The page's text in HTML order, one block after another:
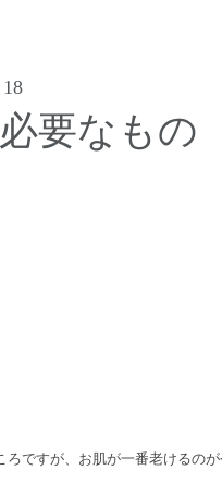
要なもの
ですが、お肌が一番老けるのが